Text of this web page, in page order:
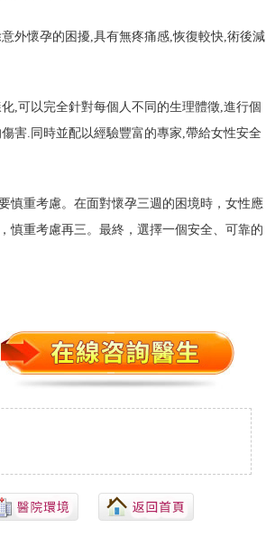
外懷孕的困擾,具有無疼痛感,恢復較快,術後減
,可以完全針對每個人不同的生理體徵,進行個
害.同時並配以經驗豐富的專家,帶給女性安全
慎重考慮。在面對懷孕三週的困境時，女性應
慎重考慮再三。最終，選擇一個安全、可靠的